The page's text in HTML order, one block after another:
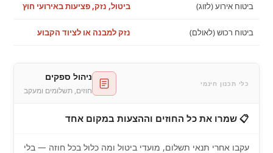
ביטוח אירוע (לזוג) ביטול, נזק, פציעות באירועי חוץ
ביטוח רכוש (לאולם) נזק למבנה או לציוד הקבוע
כלי תכנון חינמי
ניהול ספקים
חוזים, תשלומים ומעקב
📋 שמרו את כל החוזים וההצעות במקום אחד
עקבו אחרי תנאי תשלום, מועדי ביטול ומה כלול בכל חוזה — בלי